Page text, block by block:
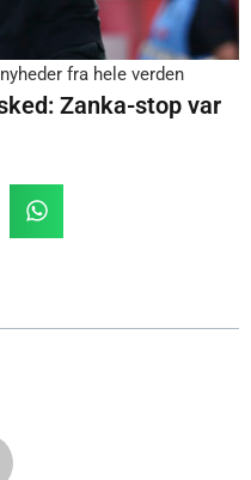
fra hele verden
Zanka-stop var